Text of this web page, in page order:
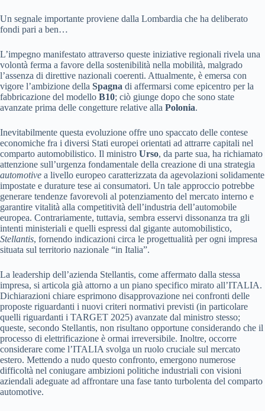
Un segnale importante proviene dalla Lombardia che ha deliberato
fondi pari a ben…
L’impegno manifestato attraverso queste iniziative regionali rivela una
volontà ferma a favore della sostenibilità nella mobilità, malgrado
l’assenza di direttive nazionali coerenti. Attualmente, è emersa con
vigore l’ambizione della Spagna di affermarsi come epicentro per la
fabbricazione del modello B10; ciò giunge dopo che sono state
avanzate prima delle congetture relative alla Polonia.
Inevitabilmente questa evoluzione offre uno spaccato delle contese
economiche fra i diversi Stati europei orientati ad attrarre capitali nel
comparto automobilistico. Il ministro Urso, da parte sua, ha richiamato
attenzione sull’urgenza fondamentale della creazione di una strategia
automotive a livello europeo caratterizzata da agevolazioni solidamente
impostate e durature tese ai consumatori. Un tale approccio potrebbe
generare tendenze favorevoli al potenziamento del mercato interno e
garantire vitalità alla competitività dell’industria dell’automobile
europea. Contrariamente, tuttavia, sembra esservi dissonanza tra gli
intenti ministeriali e quelli espressi dal gigante automobilistico,
Stellantis, fornendo indicazioni circa le progettualità per ogni impresa
situata sul territorio nazionale “in Italia”.
La leadership dell’azienda Stellantis, come affermato dalla stessa
impresa, si articola già attorno a un piano specifico mirato all’ITALIA.
Dichiarazioni chiare esprimono disapprovazione nei confronti delle
proposte riguardanti i nuovi criteri normativi previsti (in particolare
quelli riguardanti i TARGET 2025) avanzate dal ministro stesso;
queste, secondo Stellantis, non risultano opportune considerando che il
processo di elettrificazione è ormai irreversibile. Inoltre, occorre
considerare come l’ITALIA svolga un ruolo cruciale sul mercato
estero. Mettendo a nudo questo confronto, emergono numerose
difficoltà nel coniugare ambizioni politiche industriali con visioni
aziendali adeguate ad affrontare una fase tanto turbolenta del comparto
automotive.